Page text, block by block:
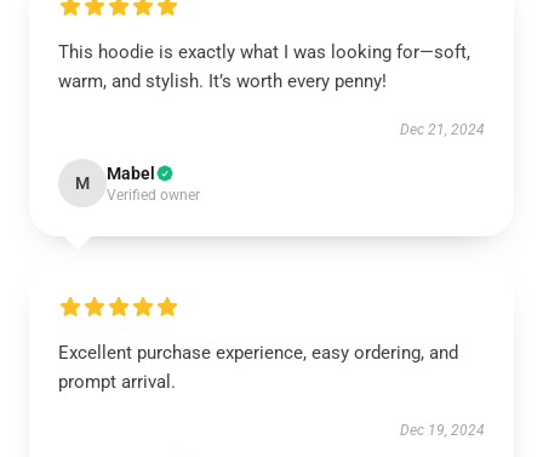
This hoodie is exactly what I was looking for—soft,
warm, and stylish. It’s worth every penny!
Dec 21, 2024
M Mabel
Verified owner
Excellent purchase experience, easy ordering, and
prompt arrival.
Dec 19, 2024